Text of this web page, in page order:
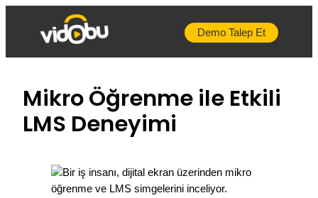
Demo Talep Et
Mikro Öğrenme ile Etkili
LMS Deneyimi